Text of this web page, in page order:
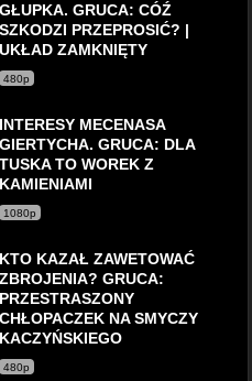
GŁUPKA. GRUCA: CÓŹ
SZKODZI PRZEPROSIĆ? |
UKŁAD ZAMKNIĘTY
480p
INTERESY MECENASA
GIERTYCHA. GRUCA: DLA
TUSKA TO WOREK Z
KAMIENIAMI
1080p
KTO KAZAŁ ZAWETOWAĆ
ZBROJENIA? GRUCA:
PRZESTRASZONY
CHŁOPACZEK NA SMYCZY
KACZYŃSKIEGO
480p